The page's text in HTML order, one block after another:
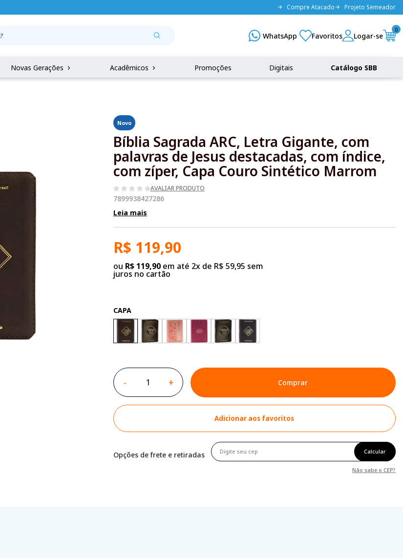
Compre Atacado Projeto Semeador
0
Novas Gerações Acadêmicos Promoções Digitais Catálogo SBB
Novo
Bíblia Sagrada ARC, Letra Gigante, com
palavras de Jesus destacadas, com índice,
com zíper, Capa Couro Sintético Marrom
AVALIAR PRODUTO
7899938427286
Leia mais
R$ 119,90
ou R$ 119,90em até 2x de R$ 59,95 sem
juros no cartão
CAPA
- + Comprar
Adicionar aos favoritos
Opções de frete e retiradas Calcular
Não sabe o CEP?